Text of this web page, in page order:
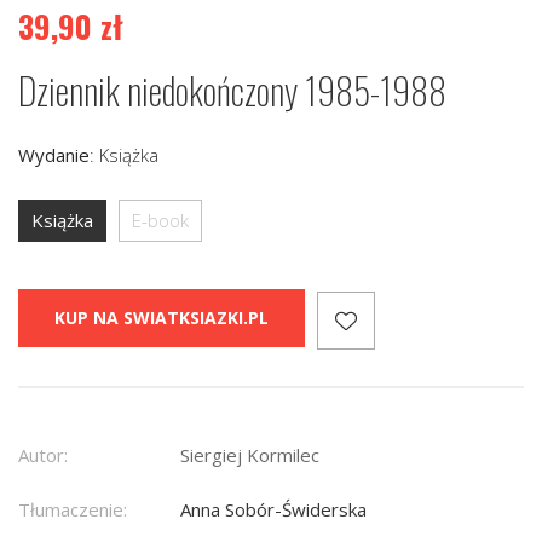
39,90 zł
Dziennik niedokończony 1985-1988
Wydanie: Książka
Książka E-book
KUP NA SWIATKSIAZKI.PL
Autor: Siergiej Kormilec
Tłumaczenie: Anna Sobór-Świderska